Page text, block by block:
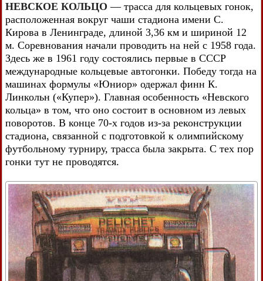
НЕВСКОЕ КОЛЬЦО — трасса для кольцевых гонок,
расположенная вокруг чаши стадиона имени С.
Кирова в Ленинграде, длиной 3,36 км и шириной 12
м. Соревнования начали проводить на ней с 1958 года.
Здесь же в 1961 году состоялись первые в СССР
международные кольцевые автогонки. Победу тогда на
машинах формулы «Юниор» одержал финн К.
Линкольн («Купер»). Главная особенность «Невского
кольца» в том, что оно состоит в основном из левых
поворотов. В конце 70-х годов из-за реконструкции
стадиона, связанной с подготовкой к олимпийскому
футбольному турниру, трасса была закрыта. С тех пор
гонки тут не проводятся.